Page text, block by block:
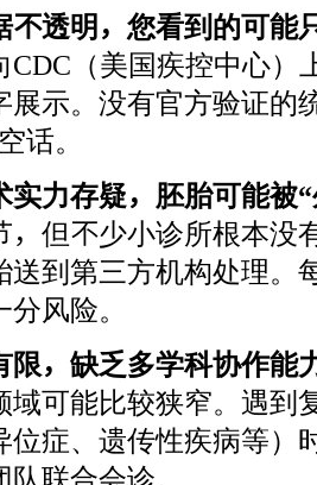
不透明，您看到的可能
CDC（美国疾控中心）
展示。没有官方验证的
话。
实力存疑，胚胎可能被
，但不少小诊所根本没
送到第三方机构处理。
风险。
限，缺乏多学科协作能
域可能比较狭窄。遇到
位症、遗传性疾病等）
联合会诊。